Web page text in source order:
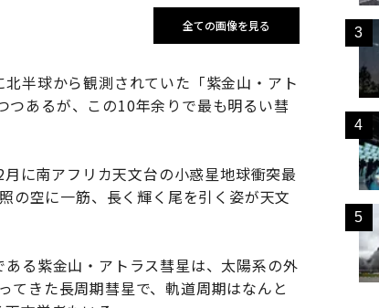
全ての画像を見る
半球から観測されていた「紫金山・アト
つあるが、この10年余りで最も明るい彗
に南アフリカ天文台の小惑星地球衝突最
の空に一筋、長く輝く尾を引く姿が天文
る紫金山・アトラス彗星は、太陽系の外
てきた長周期彗星で、軌道周期はなんと